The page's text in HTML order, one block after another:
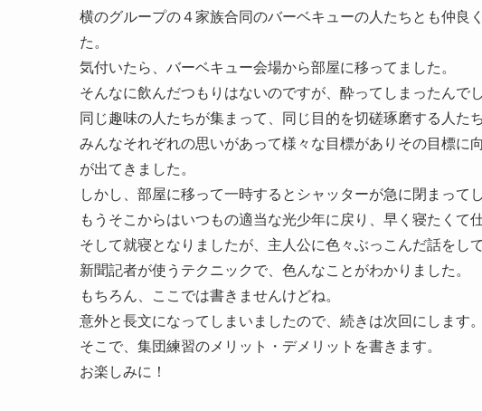
横のグループの４家族合同のバーベキューの人たちとも仲良
た。
気付いたら、バーベキュー会場から部屋に移ってました。
そんなに飲んだつもりはないのですが、酔ってしまったんでし
同じ趣味の人たちが集まって、同じ目的を切磋琢磨する人た
みんなそれぞれの思いがあって様々な目標がありその目標に
が出てきました。
しかし、部屋に移って一時するとシャッターが急に閉まって
もうそこからはいつもの適当な光少年に戻り、早く寝たくて
そして就寝となりましたが、主人公に色々ぶっこんだ話をし
新聞記者が使うテクニックで、色んなことがわかりました。
もちろん、ここでは書きませんけどね。
意外と長文になってしまいましたので、続きは次回にします。
そこで、集団練習のメリット・デメリットを書きます。
お楽しみに！